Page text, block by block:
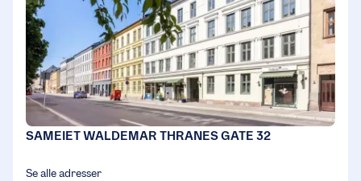
SAMEIET WALDEMAR THRANES GATE 32
Se alle adresser